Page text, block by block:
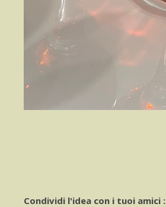
Condividi l'idea con i tuoi amici :